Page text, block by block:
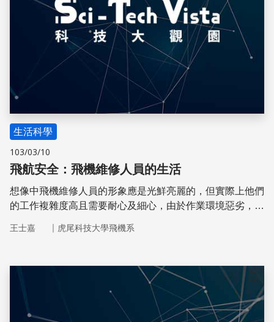
生活科學
103/03/10
飛航安全：飛機維修人員的生活
想像中飛機維修人員的形象應是光鮮亮麗的，但實際上他們
的工作複雜度高且需要耐心及細心，由於作業環境惡劣，有
月」。
王士嘉 ｜ 虎尾科技大學飛機系
儲存